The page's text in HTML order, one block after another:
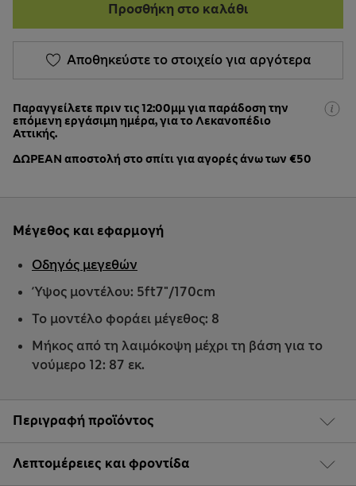
Προσθήκη στο καλάθι
Αποθηκεύστε το στοιχείο για αργότερα
Παραγγείλετε πριν τις 12:00μμ για παράδοση την
επόμενη εργάσιμη ημέρα, για το Λεκανοπέδιο
Αττικής.
ΔΩΡΕΑΝ αποστολή στο σπίτι για αγορές άνω των €50
Περιγραφή προϊόντος
Λεπτομέρειες και φροντίδα
Μέγεθος και εφαρμογή
Ύψος μοντέλου: 5ft7"/170cm
Το μοντέλο φοράει μέγεθος: 8
Μήκος από τη λαιμόκοψη μέχρι τη βάση για το
νούμερο 12: 87 εκ.
Οδηγός μεγεθών